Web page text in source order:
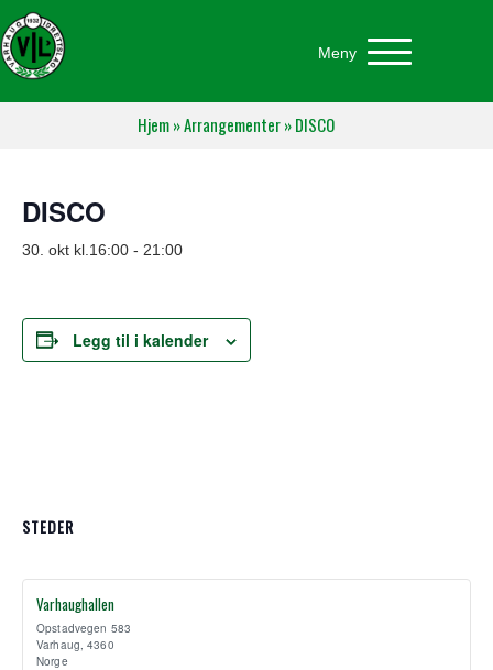
Meny
Hjem»Arrangementer»DISCO
DISCO
30. okt kl.16:00 - 21:00
Legg til i kalender
STEDER
Varhaughallen
Opstadvegen 583
Varhaug 4360
Norge